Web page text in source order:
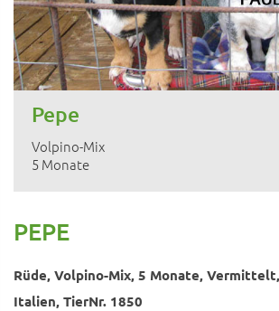
Pepe
Volpino-Mix
5 Monate
PEPE
Rüde, Volpino-Mix, 5 Monate,
Italien, TierNr. 1850